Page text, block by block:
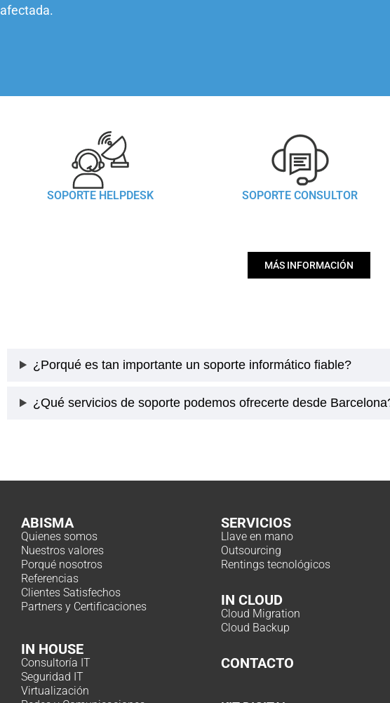
afectada.
SOPORTE HELPDESK SOPORTE CONSULTOR
MÁS INFORMACIÓN
¿Porqué es tan importante un soporte informático fiable?
¿Qué servicios de soporte podemos ofrecerte desde
ABISMA
Quienes somos
Nuestros valores
Porqué nosotros
Referencias
Clientes Satisfechos
Partners y Certificaciones
IN HOUSE
Consultoría IT
Seguridad IT
Virtualización
SERVICIOS
Llave en mano
Outsourcing
Rentings tecnológicos
IN CLOUD
Cloud Migration
Cloud Backup
CONTACTO